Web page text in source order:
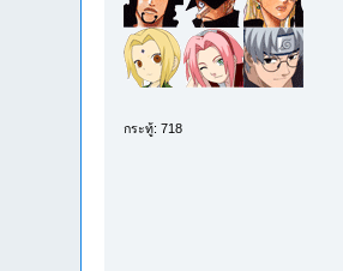
กระทู้: 718